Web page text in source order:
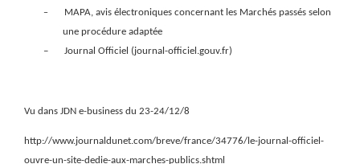
– MAPA, avis électroniques concernant les Marchés passés selon
une procédure adaptée
–
Journal Officiel (journal-officiel.gouv.fr)
Vu dans JDN e-business du 23-24/12/8
http://www.journaldunet.com/breve/france/34776/le-journal-officiel-
ouvre-un-site-dedie-aux-marches-publics.shtml